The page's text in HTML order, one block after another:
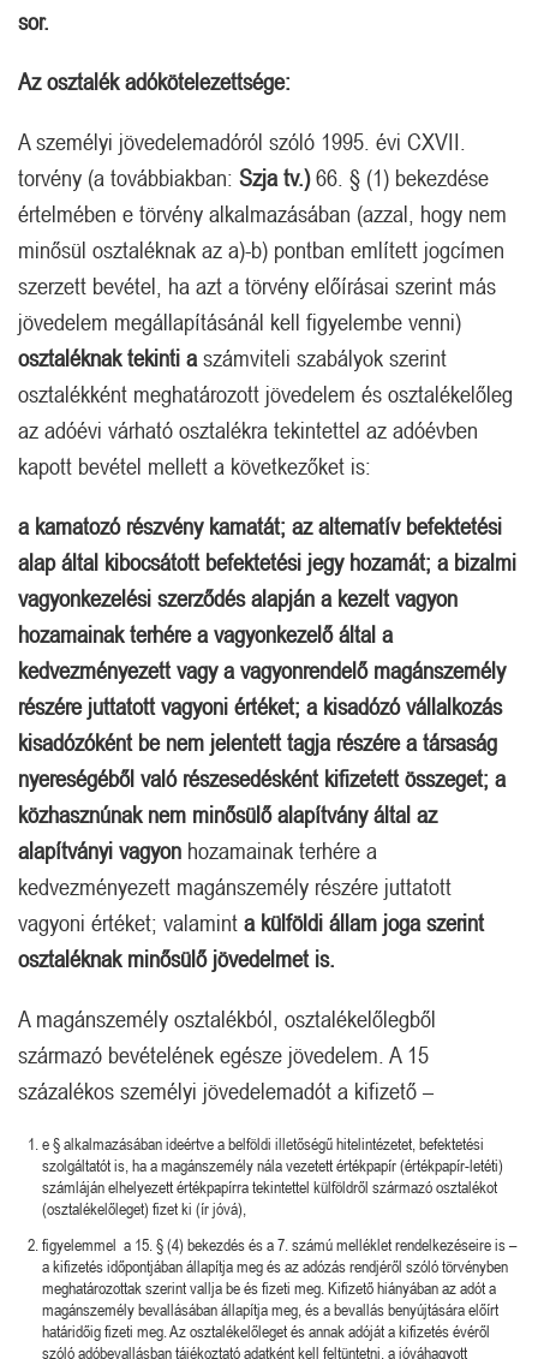
sor.
Az osztalék adókötelezettsége:
A személyi jövedelemadóról szóló 1995. évi CXVII.
torvény (a továbbiakban: Szja tv.)66. § (1) bekezdése
értelmében e törvény alkalmazásában (azzal, hogy nem
minősül osztaléknak az a)-b) pontban említett jogcímen
szerzett bevétel, ha azt a törvény előírásai szerint más
jövedelem megállapításánál kell figyelembe venni)
osztaléknak tekinti a számviteli szabályok szerint
osztalékként meghatározott jövedelem és osztalékelőleg
az adóévi várható osztalékra tekintettel az adóévben
kapott bevétel mellett a következőket is:
a kamatozó részvény kamatát; az alternatív befektetési
alap által kibocsátott befektetési jegy hozamát; a bizalmi
vagyonkezelési szerződés alapján a kezelt vagyon
hozamainak terhére a vagyonkezelő által a
kedvezményezett vagy a vagyonrendelő magánszemély
részére juttatott vagyoni értéket; a kisadózó vállalkozás
kisadózóként be nem jelentett tagja részére a társaság
nyereségéből való részesedésként kifizetett összeget; a
közhasznúnak nem minősülő alapítvány által az
alapítványi vagyon hozamainak terhére a
kedvezményezett magánszemély részére juttatott
vagyoni értéket; valamint a külföldi állam joga szerint
osztaléknak minősülő jövedelmet is.
A magánszemély osztalékból, osztalékelőlegből
származó bevételének egésze jövedelem. A 15
százalékos személyi jövedelemadót a kifizető –
e § alkalmazásában ideértve a belföldi illetőségű hitelintézetet, befektetési
szolgáltatót is, ha a magánszemély nála vezetett értékpapír (értékpapír-letéti)
számláján elhelyezett értékpapírra tekintettel külföldről származó osztalékot
(osztalékelőleget) fizet ki (ír jóvá),
figyelemmel a 15. § (4) bekezdés és a 7. számú melléklet rendelkezéseire is –
a kifizetés időpontjában állapítja meg és az adózás rendjéről szóló törvényben
meghatározottak szerint vallja be és fizeti meg. Kifizető hiányában az adót a
magánszemély bevallásában állapítja meg, és a bevallás benyújtására előírt
határidőig fizeti meg. Az osztalékelőleget és annak adóját a kifizetés évéről
szóló adóbevallásban tájékoztató adatként kell feltüntetni, a jóváhagyott